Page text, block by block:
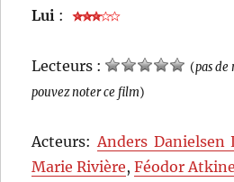
Lui :
Lecteurs : (pas
pouvez noter ce film)
Acteurs: Anders Danielsen
Marie Rivière,Féodor Atkine